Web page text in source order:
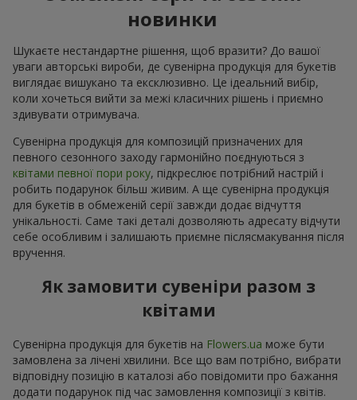
новинки
Шукаєте нестандартне рішення, щоб вразити? До вашої
уваги авторські вироби, де сувенірна продукція для букетів
виглядає вишукано та ексклюзивно. Це ідеальний вибір,
коли хочеться вийти за межі класичних рішень і приємно
здивувати отримувача.
Сувенірна продукція для композицій призначених для
певного сезонного заходу гармонійно поєднуються з
квітами певної пори року, підкреслює потрібний настрій і
робить подарунок більш живим. А ще сувенірна продукція
для букетів в обмеженій серії завжди додає відчуття
унікальності. Саме такі деталі дозволяють адресату відчути
себе особливим і залишають приємне післясмакування після
вручення.
Як замовити сувеніри разом з
квітами
Сувенірна продукція для букетів на Flowers.ua може бути
замовлена за лічені хвилини. Все що вам потрібно, вибрати
відповідну позицію в каталозі або повідомити про бажання
додати подарунок під час замовлення композиції з квітів.